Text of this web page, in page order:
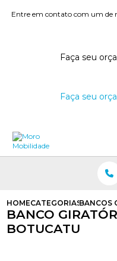
Entre em contato com um de
Faça seu
Faça seu
HOMECATEGORIASBANCOS
BANCO
BOTUCATU